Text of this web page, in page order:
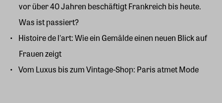
vor über 40 Jahren beschäftigt Frankreich bis heute.
Was ist passiert?
Histoire de l'art: Wie ein Gemälde einen neuen Blick auf
Frauen zeigt
Vom Luxus bis zum Vintage-Shop: Paris atmet Mode